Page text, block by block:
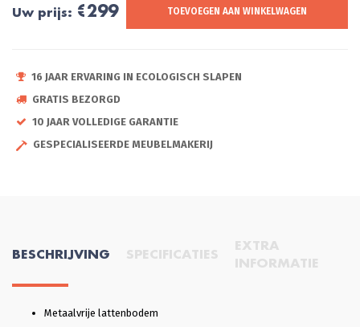
Uw prijs: €299 TOEVOEGEN AAN WINKELWAGEN
16 JAAR ERVARING IN ECOLOGISCH SLAPEN
GRATIS BEZORGD
10 JAAR VOLLEDIGE GARANTIE
GESPECIALISEERDE MEUBELMAKERIJ
BESCHRIJVING SPECIFICATIES
EXTRA
INFORMATIE
Metaalvrije lattenbodem